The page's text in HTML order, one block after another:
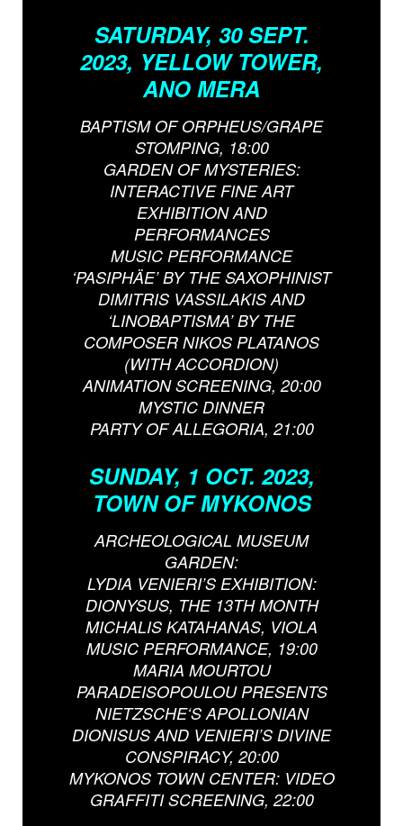
SATURDAY, 30 SEPT.
2023, YELLOW TOWER,
ANO MERA
BAPTISM OF ORPHEUS/GRAPE
STOMPING, 18:00
GARDEN OF MYSTERIES:
INTERACTIVE FINE ART
EXHIBITION AND
PERFORMANCES
MUSIC PERFORMANCE
‘PASIPHÄE’ BY THE SAXOPHINIST
DIMITRIS VASSILAKIS AND
‘LINOBAPTISMA’ BY THE
COMPOSER NIKOS PLATANOS
(WITH ACCORDION)
ANIMATION SCREENING, 20:00
MYSTIC DINNER
PARTY OF ALLEGORIA, 21:00
SUNDAY, 1 OCT. 2023,
TOWN OF MYKONOS
ARCHEOLOGICAL MUSEUM
GARDEN:
LYDIA VENIERI’S EXHIBITION:
DIONYSUS, THE 13TH MONTH
MICHALIS KATAHANAS, VIOLA
MUSIC PERFORMANCE, 19:00
MARIA MOURTOU
PARADEISOPOULOU PRESENTS
NIETZSCHE‘S APOLLONIAN
DIONISUS AND VENIERI’S DIVINE
CONSPIRACY, 20:00
MYKONOS TOWN CENTER: VIDEO
GRAFFITI SCREENING, 22:00